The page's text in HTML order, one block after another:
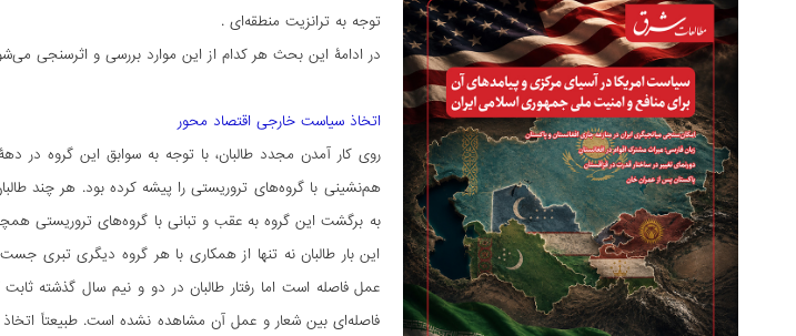
توجه به ترانزیت منطقه‌ای .
در ادامۀ این بحث هر کدام از این موارد بررسی و اثرسنجی
اتخاذ سیاست خارجی اقتصاد محور
هم‌نشینی با گروه‌های تروریستی را پیشه کرده بود. هر چند
به برگشت این گروه به عقب و تبانی با گروه‌های تروریستی
این بار طالبان نه‌ تنها از همکاری با هر گروه دیگری تبری
عمل فاصله‌ است اما رفتار طالبان در دو و نیم سال گذشته
فاصله‌ای بین شعار و عمل آن مشاهده نشده است. طبیعتاً